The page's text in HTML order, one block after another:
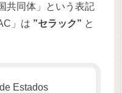
共同体」という表記
」は ”セラック” と
Estados